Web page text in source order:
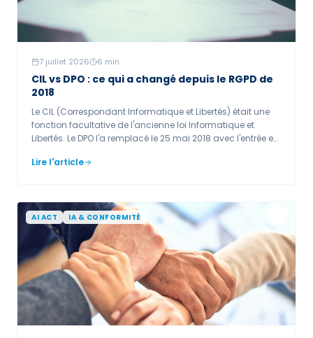
7 juillet 2026 6 min
CIL vs DPO : ce qui a changé depuis le RGPD de
2018
Le CIL (Correspondant Informatique et Libertés) était une
fonction facultative de l'ancienne loi Informatique et
Libertés. Le DPO l'a remplacé le 25 mai 2018 avec l'entrée en
certains cas, ses missions sont élargies et son
Lire l'article
AI ACT IA & CONFORMITÉ